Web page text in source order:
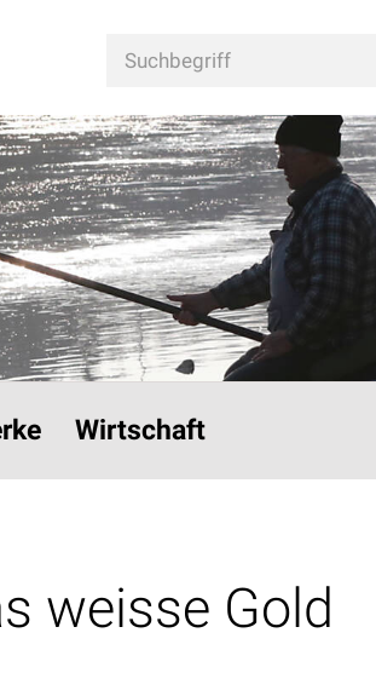
Suchbegriff
Wirtschaft
weisse Gold